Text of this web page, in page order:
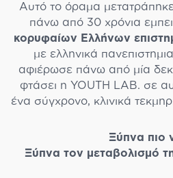
Αυτό το όραμα
πάνω από 30 χρόνια
κορυφαίων Ελλήνων
με ελληνικά
αφιέρωσε πάνω από μία
φτάσει η YOUTH LAB. σε
ένα σύγχρονο, κλινικά
Ξύπνα πιο
Ξύπνα τον μεταβολισμό